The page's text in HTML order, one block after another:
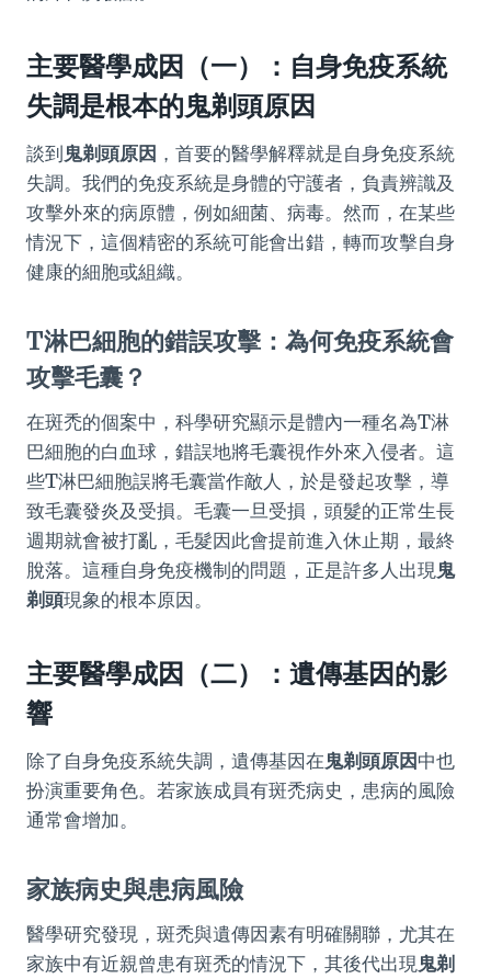
主要醫學成因（一）：自身免疫系統
失調是根本的鬼剃頭原因
談到鬼剃頭原因 ，首要的醫學解釋就是自身免疫系統
失調。我們的免疫系統是身體的守護者，負責辨識及
攻擊外來的病原體，例如細菌、病毒。然而，在某些
情況下，這個精密的系統可能會出錯，轉而攻擊自身
健康的細胞或組織。
T淋巴細胞的錯誤攻擊：為何免疫系統會
攻擊毛囊？
在斑禿的個案中，科學研究顯示是體內一種名為T淋
巴細胞的白血球，錯誤地將毛囊視作外來入侵者。這
些T淋巴細胞誤將毛囊當作敵人，於是發起攻擊，導
致毛囊發炎及受損。毛囊一旦受損，頭髮的正常生長
週期就會被打亂，毛髮因此會提前進入休止期，最終
脫落。這種自身免疫機制的問題，正是許多人出現鬼
剃頭現象的根本原因。
主要醫學成因（二）：遺傳基因的影
響
除了自身免疫系統失調，遺傳基因在鬼剃頭原因中也
扮演重要角色。若家族成員有斑禿病史，患病的風險
通常會增加。
家族病史與患病風險
醫學研究發現，斑禿與遺傳因素有明確關聯，尤其在
家族中有近親曾患有斑禿的情況下，其後代出現鬼剃